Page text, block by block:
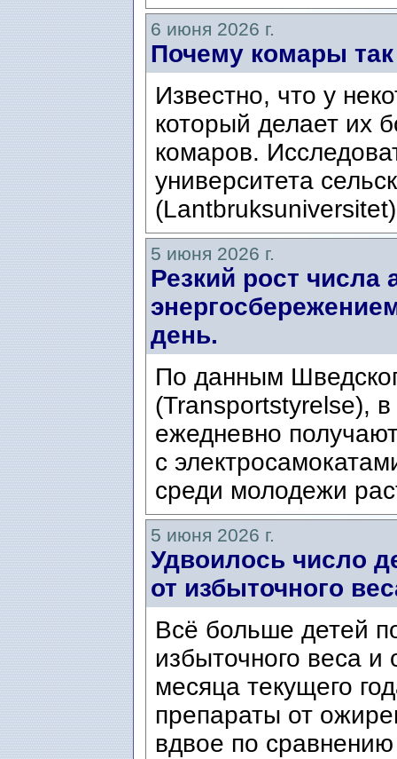
6 июня 2026 г.
Почему комары
Известно, что у
который делает их
комаров.
университета
5 июня 2026 г.
Резкий рост числа
день.
По данным
(Transportstyrelse),
ежедневно
с
среди молодежи
5 июня 2026 г.
Удвоилось число
от избыточного
Всё больше детей
избыточного веса
месяца текущего
препараты от
вдвое по